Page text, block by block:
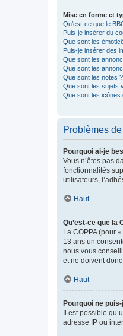
Mise en forme et
Qu’est-ce que le
Puis-je insérer du
Que sont les
Puis-je insérer des
Que sont les
Que sont les
Que sont les notes ?
Que sont les sujets
Que sont les icônes
Problèmes
Pourquoi ai-je
Vous n’êtes pas
fonctionnalités
utilisateurs,
Haut
Qu’est-ce que la
La COPPA (pour
13 ans un
nous vous
et ne doivent
Haut
Pourquoi ne
Il est possible
adresse IP ou